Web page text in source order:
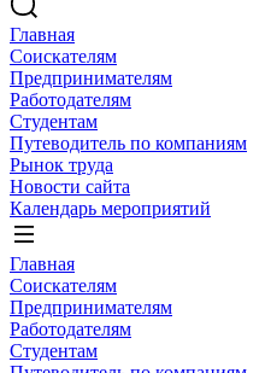
Главная
Соискателям
Предпринимателям
Работодателям
Студентам
Путеводитель по компаниям
Рынок труда
Новости сайта
Календарь мероприятий
Главная
Соискателям
Предпринимателям
Работодателям
Студентам